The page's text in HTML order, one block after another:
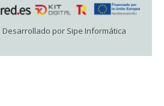
por Sipe Informática